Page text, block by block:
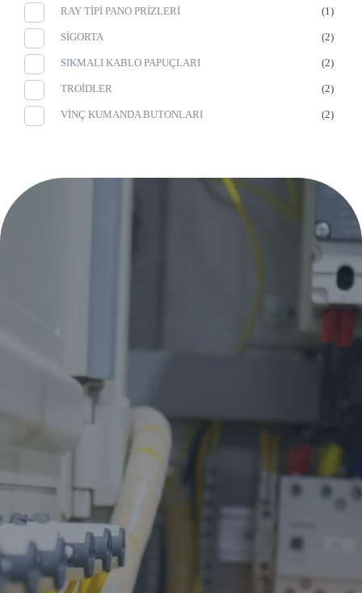
RAY TİPİ PANO PRİZLERİ (1)
SİGORTA (2)
SIKMALI KABLO PAPUÇLARI (2)
TROİDLER (2)
VİNÇ KUMANDA BUTONLARI (2)
Hakkımızda
Ürünler
İletişim